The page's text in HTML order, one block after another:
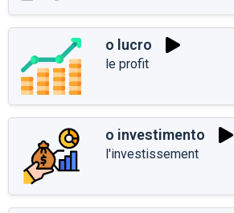
o lucro
le profit
o investimento
l'investissement